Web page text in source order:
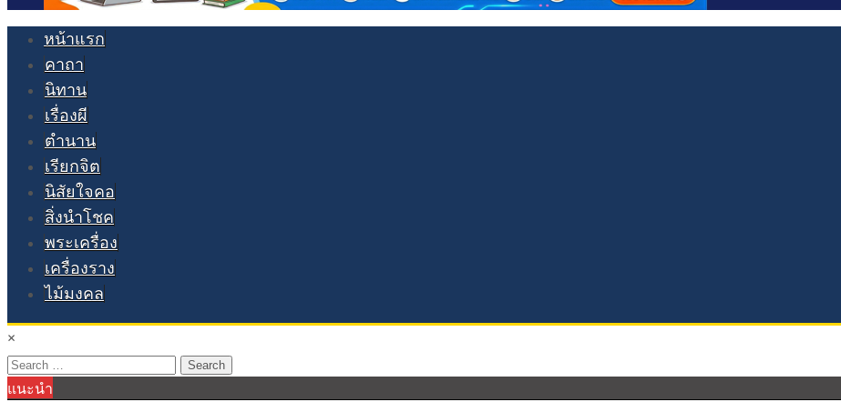
หน้าแรก
คาถา
นิทาน
เรื่องผี
ตำนาน
เรียกจิต
นิสัยใจคอ
สิ่งนำโชค
พระเครื่อง
เครื่องราง
ไม้มงคล
×
Search
for:
แนะนำ